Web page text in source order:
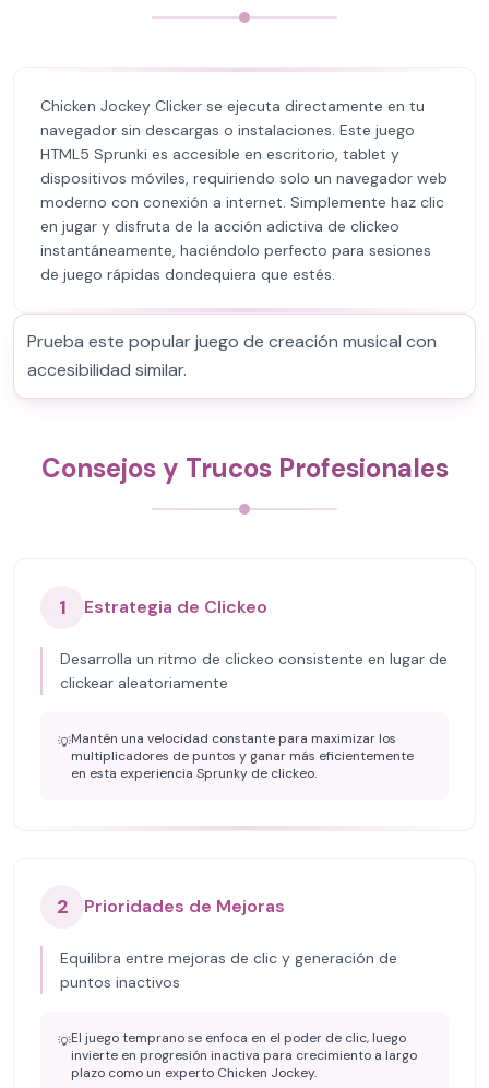
Chicken Jockey Clicker se ejecuta directamente en tu
navegador sin descargas o instalaciones. Este juego
HTML5 Sprunki es accesible en escritorio, tablet y
dispositivos móviles, requiriendo solo un navegador web
moderno con conexión a internet. Simplemente haz clic
en jugar y disfruta de la acción adictiva de clickeo
instantáneamente, haciéndolo perfecto para sesiones
de juego rápidas dondequiera que estés.
Prueba este popular juego de creación musical con
accesibilidad similar.
Consejos y Trucos Profesionales
1 Estrategia de Clickeo
Desarrolla un ritmo de clickeo consistente en lugar de
clickear aleatoriamente
💡Mantén una velocidad constante para maximizar los
multiplicadores de puntos y ganar más eficientemente
en esta experiencia Sprunky de clickeo.
2 Prioridades de Mejoras
Equilibra entre mejoras de clic y generación de
puntos inactivos
💡El juego temprano se enfoca en el poder de clic, luego
invierte en progresión inactiva para crecimiento a largo
plazo como un experto Chicken Jockey.